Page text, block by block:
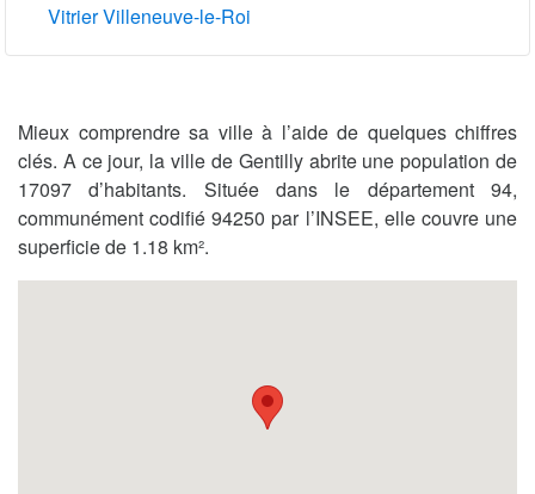
Vitrier Villeneuve-le-Roi
Mieux comprendre sa ville à l’aide de quelques chiffres
clés. A ce jour, la ville de Gentilly abrite une population de
17097 d’habitants. Située dans le département 94,
communément codifié 94250 par l’INSEE, elle couvre une
superficie de 1.18 km².